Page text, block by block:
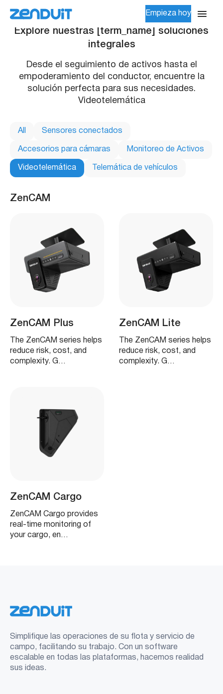
Empieza hoy
Explore nuestras [term_name] soluciones
integrales
Desde el seguimiento de activos hasta el
empoderamiento del conductor, encuentre la
solución perfecta para sus necesidades.
Videotelemática
All Sensores conectados
Accesorios para cámaras Monitoreo de Activos
Videotelemática Telemática de vehículos
ZenCAM
ZenCAM Plus
The ZenCAM series helps
reduce risk, cost, and
complexity. G…
ZenCAM Lite
The ZenCAM series helps
reduce risk, cost, and
complexity. G…
ZenCAM Cargo
ZenCAM Cargo provides
real-time monitoring of
your cargo, en…
Simplifique las operaciones de su flota y servicio de
campo, facilitando su trabajo. Con un software
escalable en todas las plataformas, hacemos realidad
sus ideas.